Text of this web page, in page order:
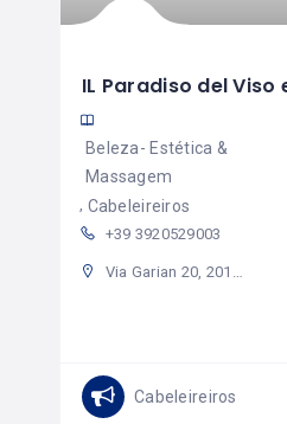
Beleza- Estética &
Massagem
Cabeleireiros
+39 3920529003
Via Garian 20, 20146 Milano Milan, Italy
Cabeleireiros